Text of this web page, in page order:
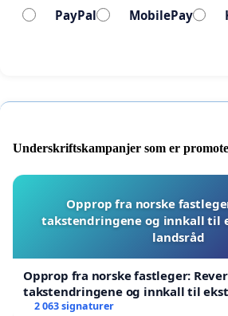
PayPal MobilePay
Underskriftskampanjer som er
Opprop fra norske
takstendringene og innkall til
landsråd
Opprop fra norske fastleger:
takstendringene og innkall til
landsråd
2 063 signaturer